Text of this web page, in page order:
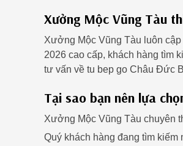
Xưởng Mộc Vũng Tàu
Xưởng Mộc Vũng Tàu luôn
2026 cao cấp, khách hàng tìm
tư vấn về tu bep go Châu Đức
Tại sao bạn nên lựa
Xưởng Mộc Vũng Tàu chuyên
Quý khách hàng đang tìm kiếm